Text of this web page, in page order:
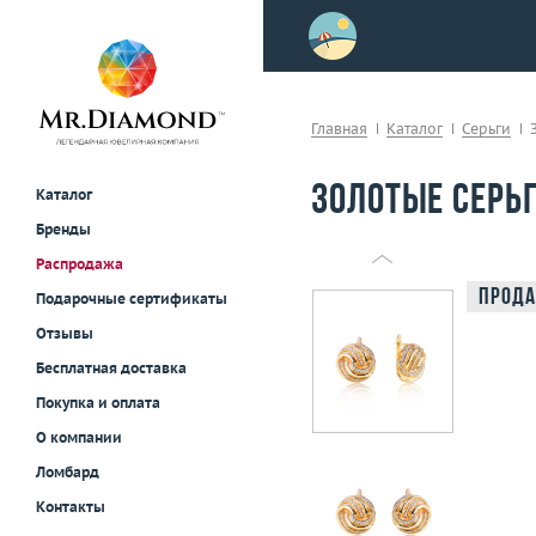
Каталог
Бренды
Распродажа
Подарочные сертификаты
Отзывы
Бесплатная доставка
Покупка и оплата
О компании
Ломбард
Контакты
примерки!
Главная Каталог Серьги
Золотые